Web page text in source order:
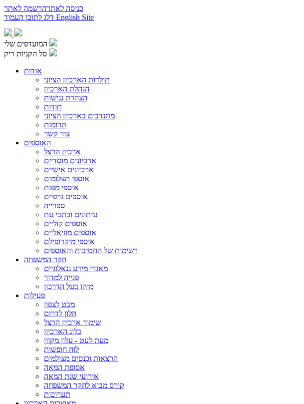
כניסה לאתרהרשמה לאתר
English Site
המועדפים שלי
סל הקניות ריק
אודות
תולדות הארכיון הציוני
הנהלת הארכיון
הצהרת נגישות
תודות
מתנדבים בארכיון הציוני
תרומות
צור קשר
האוספים
ארכיון הרצל
ארכיונים מוסדיים
ארכיונים אישיים
אוספי תצלומים
אוספי מפות
אוספים גרפיים
ספרייה
עיתונים וכתבי עת
אוספים קוליים
אוספים מוזיאליים
אוספי מיקרופילם
רשימות של החטיבות והאוספים
חקר המשפחה
מאגרי מידע גנאלוגיים
פנייה למדור
מיהו בעל הדרכון
פעילות
מבט לצפון
חלון לדרום
שימור ארכיון הרצל
בלוג הארכיון
מעת לעט - עלון מקוון
לוח חופשות
הרצאות וכנסים מצולמים
אסופת המאה
אירועי שנת המאה
קורס מבוא לחקר המשפחה
תערוכות